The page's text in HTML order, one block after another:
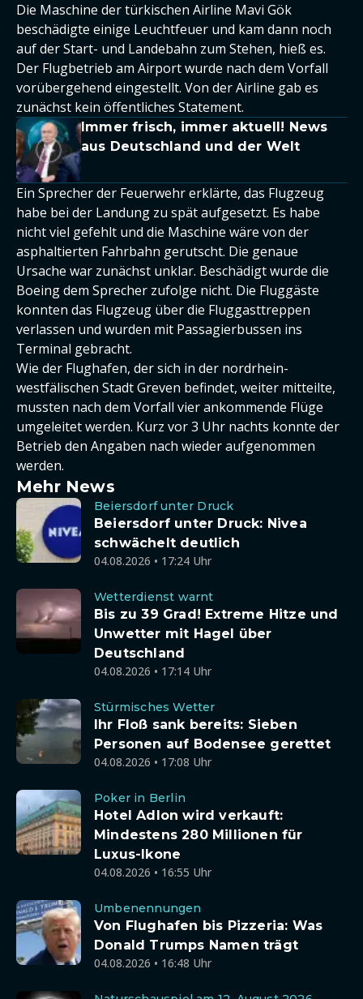
Die Maschine der türkischen Airline Mavi Gök
beschädigte einige Leuchtfeuer und kam dann noch
auf der Start- und Landebahn zum Stehen, hieß es.
Der Flugbetrieb am Airport wurde nach dem Vorfall
vorübergehend eingestellt. Von der Airline gab es
zunächst kein öffentliches Statement.
Immer frisch, immer aktuell! News
aus Deutschland und der Welt
Ein Sprecher der Feuerwehr erklärte, das Flugzeug
habe bei der Landung zu spät aufgesetzt. Es habe
nicht viel gefehlt und die Maschine wäre von der
asphaltierten Fahrbahn gerutscht. Die genaue
Ursache war zunächst unklar. Beschädigt wurde die
Boeing dem Sprecher zufolge nicht. Die Fluggäste
konnten das Flugzeug über die Fluggasttreppen
verlassen und wurden mit Passagierbussen ins
Terminal gebracht.
Wie der Flughafen, der sich in der nordrhein-
westfälischen Stadt Greven befindet, weiter mitteilte,
mussten nach dem Vorfall vier ankommende Flüge
umgeleitet werden. Kurz vor 3 Uhr nachts konnte der
Betrieb den Angaben nach wieder aufgenommen
werden.
Mehr News
Beiersdorf unter Druck
Beiersdorf unter Druck: Nivea
schwächelt deutlich
04.08.2026 • 17:24 Uhr
Wetterdienst warnt
Bis zu 39 Grad! Extreme Hitze und
Unwetter mit Hagel über
Deutschland
04.08.2026 • 17:14 Uhr
Stürmisches Wetter
Ihr Floß sank bereits: Sieben
Personen auf Bodensee gerettet
04.08.2026 • 17:08 Uhr
Poker in Berlin
Hotel Adlon wird verkauft:
Mindestens 280 Millionen für
Luxus-Ikone
04.08.2026 • 16:55 Uhr
Umbenennungen
Von Flughafen bis Pizzeria: Was
Donald Trumps Namen trägt
04.08.2026 • 16:48 Uhr